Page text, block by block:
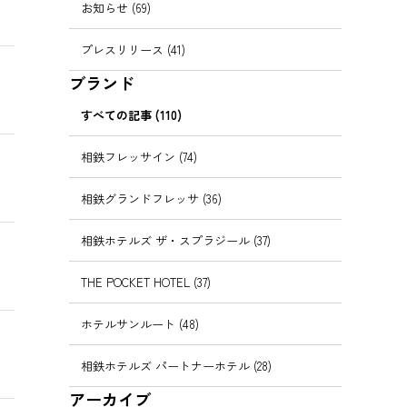
お知らせ (69)
プレスリリース (41)
ブランド
すべての記事 (110)
相鉄フレッサイン (74)
相鉄グランドフレッサ (36)
相鉄ホテルズ ザ・スプラジール (37)
THE POCKET HOTEL (37)
ホテルサンルート (48)
相鉄ホテルズ パートナーホテル (28)
アーカイブ